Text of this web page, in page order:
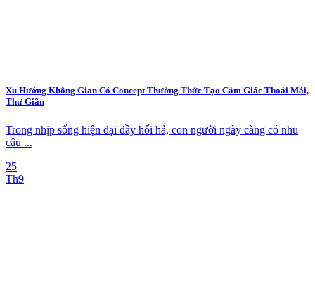
Xu Hướng Không Gian Có Concept Thưởng Thức Tạo Cảm Giác Thoải Mái,
Thư Giãn
Trong nhịp sống hiện đại đầy hối hả, con người ngày càng có nhu
cầu ...
25
Th9